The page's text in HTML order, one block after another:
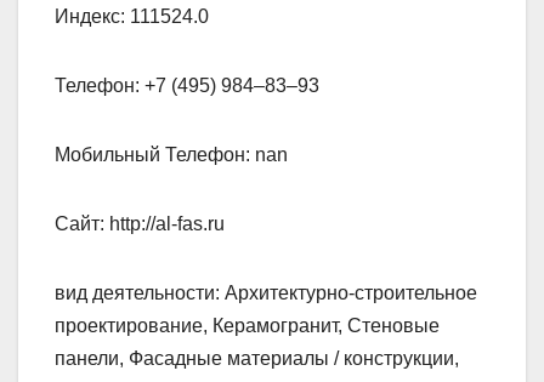
Индекс: 111524.0
Телефон: +7 (495) 984‒83‒93
Мобильный Телефон: nan
Сайт: http://al-fas.ru
вид деятельности: Архитектурно-строительное
проектирование, Керамогранит, Стеновые
панели, Фасадные материалы / конструкции,